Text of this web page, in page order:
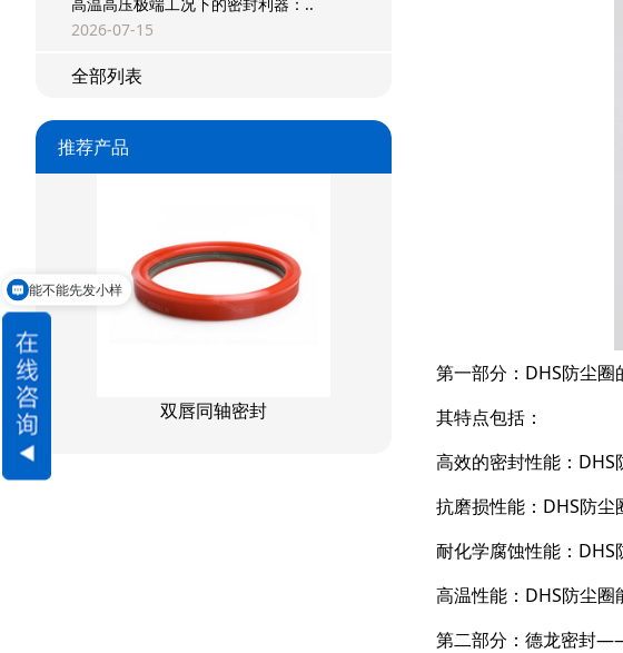
2026-07-15
全部列表
推荐产品
星型双O组合
阶梯组合封
双唇同轴密封
第一部分：DHS防尘圈
其特点包括：
高效的密封性能：DHS
抗磨损性能：DHS防尘
耐化学腐蚀性能：DHS
高温性能：DHS防尘圈
第二部分：德龙密封
交货期怎么样